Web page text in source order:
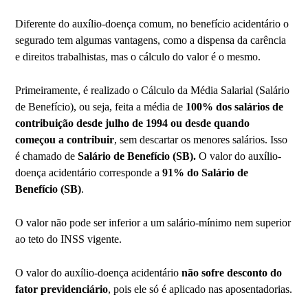
Diferente do auxílio-doença comum, no benefício acidentário o
segurado tem algumas vantagens, como a dispensa da carência
e direitos trabalhistas, mas o cálculo do valor é o mesmo.
Primeiramente, é realizado o Cálculo da Média Salarial (Salário
de Benefício), ou seja, feita a média de 100% dos salários de
contribuição desde julho de 1994 ou desde quando
começou a contribuir, sem descartar os menores salários. Isso
é chamado deSalário de Benefício (SB).O valor do auxílio-
doença acidentário corresponde a91% do Salário de
Benefício (SB).
O valor não pode ser inferior a um salário-mínimo nem superior
ao teto do INSS vigente.
O valor do auxílio-doença acidentárionão sofre desconto do
fator previdenciário, pois ele só é aplicado nas aposentadorias.